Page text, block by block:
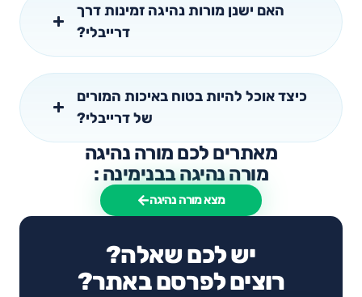
האם ישנן מורות נהיגה זמינות דרך
דרייבלי?
כיצד אוכל להיות בטוח באיכות המורים
של דרייבלי?
מאתרים לכם מורה נהיגה
מורה נהיגה בבנימינה :
מצא מורה נהיגה
יש לכם שאלה?
רוצים לפרסם באתר?